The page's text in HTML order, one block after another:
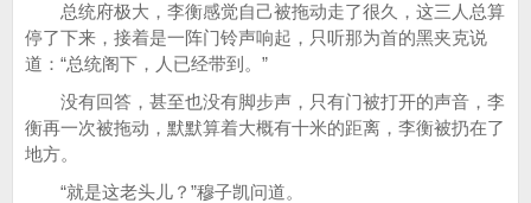
总统府极大，李衡感觉自己被拖动走了很久，这三人总算
停了下来，接着是一阵门铃声响起，只听那为首的黑夹克说
道：“总统阁下，人已经带到。”
没有回答，甚至也没有脚步声，只有门被打开的声音，李
衡再一次被拖动，默默算着大概有十米的距离，李衡被扔在了
地方。
“就是这老头儿？”穆子凯问道。